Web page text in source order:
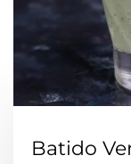
Batido